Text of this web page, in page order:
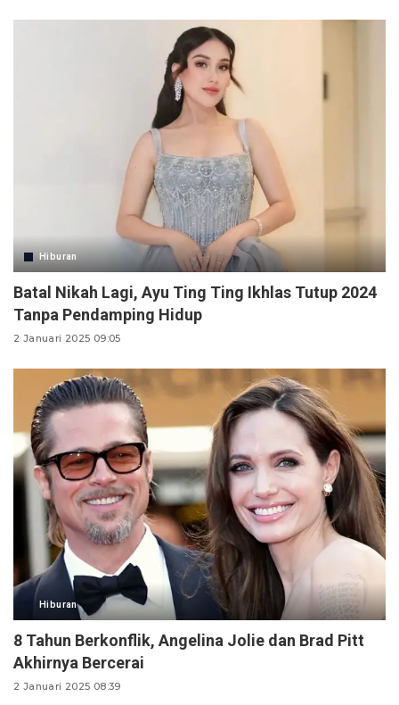
Hiburan
Batal Nikah Lagi, Ayu Ting Ting Ikhlas Tutup 2024
Tanpa Pendamping Hidup
2 Januari 2025 09:05
Hiburan
8 Tahun Berkonflik, Angelina Jolie dan Brad Pitt
Akhirnya Bercerai
2 Januari 2025 08:39